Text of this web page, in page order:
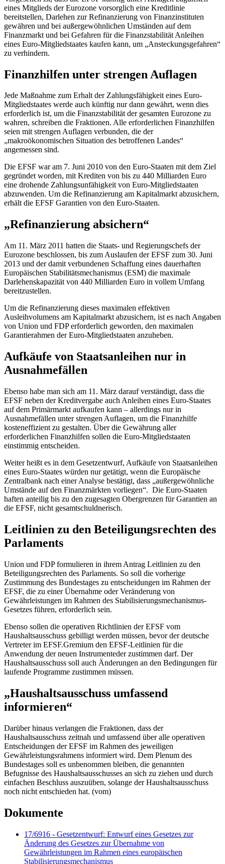
eines Mitglieds der Eurozone vorsorglich eine Kreditlinie
bereitstellen, Darlehen zur Refinanzierung von Finanzinstituten
gewähren und bei außergewöhnlichen Umständen auf dem
Finanzmarkt und bei Gefahren für die Finanzstabilität Anleihen
eines Euro-Mitgliedstaates kaufen kann, um „Ansteckungsgefahren“
zu verhindern.
Finanzhilfen unter strengen Auflagen
Jede Maßnahme zum Erhalt der Zahlungsfähigkeit eines Euro-
Mitgliedstaates werde auch künftig nur dann gewährt, wenn dies
erforderlich ist, um die Finanzstabilität der gesamten Eurozone zu
wahren, schreiben die Fraktionen. Alle erforderlichen Finanzhilfen
seien mit strengen Auflagen verbunden, die der
„makroökonomischen Situation des betroffenen Landes“
angemessen sind.
Die EFSF war am 7. Juni 2010 von den Euro-Staaten mit dem Ziel
gegründet worden, mit Krediten von bis zu 440 Milliarden Euro
eine drohende Zahlungsunfähigkeit von Euro-Mitgliedstaaten
abzuwenden. Um die Refinanzierung am Kapitalmarkt abzusichern,
erhält die EFSF Garantien von den Euro-Staaten.
„Refinanzierung absichern“
Am 11. März 2011 hatten die Staats- und Regierungschefs der
Eurozone beschlossen, bis zum Auslaufen der EFSF zum 30. Juni
2013 und der damit verbundenen Schaffung eines dauerhaften
Europäischen Stabilitätsmechanismus (ESM) die maximale
Darlehenskapazität von 440 Milliarden Euro in vollem Umfang
bereitzustellen.
Um die Refinanzierung dieses maximalen effektiven
Ausleihvolumens am Kapitalmarkt abzusichern, ist es nach Angaben
von Union und FDP erforderlich geworden, den maximalen
Garantierahmen der Euro-Mitgliedstaaten anzuheben.
Aufkäufe von Staatsanleihen nur in
Ausnahmefällen
Ebenso habe man sich am 11. März darauf verständigt, dass die
EFSF neben der Kreditvergabe auch Anleihen eines Euro-Staates
auf dem Primärmarkt aufkaufen kann – allerdings nur in
Ausnahmefällen unter strengen Auflagen, um die Finanzhilfe
kosteneffizient zu gestalten. Über die Gewährung aller
erforderlichen Finanzhilfen sollen die Euro-Mitgliedstaaten
einstimmig entscheiden.
Weiter heißt es in dem Gesetzentwurf, Aufkäufe von Staatsanleihen
eines Euro-Staates würden nur getätigt, wenn die Europäische
Zentralbank nach einer Analyse bestätigt, dass „außergewöhnliche
Umstände auf den Finanzmärkten vorliegen“. Die Euro-Staaten
haften anteilig bis zu den zugesagten Obergrenzen für Garantien an
die EFSF, nicht gesamtschuldnerisch.
Leitlinien zu den Beteiligungsrechten des
Parlaments
Union und FDP formulieren in ihrem Antrag Leitlinien zu den
Beteiligungsrechten des Parlaments. So soll die vorherige
Zustimmung des Bundestages zu entscheidungen im Rahmen der
EFSF, die zu einer Übernahme oder Veränderung von
Gewährleistungen im Rahmen des Stabilisierungsmechanismus-
Gesetzes führen, erforderlich sein.
Ebenso sollen die operativen Richtlinien der EFSF vom
Haushaltsausschuss gebilligt werden müssen, bevor der deutsche
Vertreter im EFSF.Gremium den EFSF-Leitlinien für die
Anwendung der neuen Instrumenteder zustimmen darf. Der
Haushaltsausschuss soll auch Änderungen an den Bedingungen für
laufende Programme zustimmen müssen.
„Haushaltsausschuss umfassend
informieren“
Darüber hinaus verlangen die Fraktionen, dass der
Haushaltsausschuss zeitnah und umfassend über alle operativen
Entscheidungen der EFSF im Rahmen des jeweiligen
Gewährleistungsrahmens informiert wird. Dem Plenum des
Bundestages soll es unbenommen bleiben, die genannten
Befugnisse des Haushaltsausschusses an sich zu ziehen und durch
einfachen Beschluss auszuüben, solange der Haushaltsausschuss
noch nicht entschieden hat. (vom)
Dokumente
17/6916 - Gesetzentwurf: Entwurf eines Gesetzes zur
Änderung des Gesetzes zur Übernahme von
Gewährleistungen im Rahmen eines europäischen
Stabilisierungsmechanismus